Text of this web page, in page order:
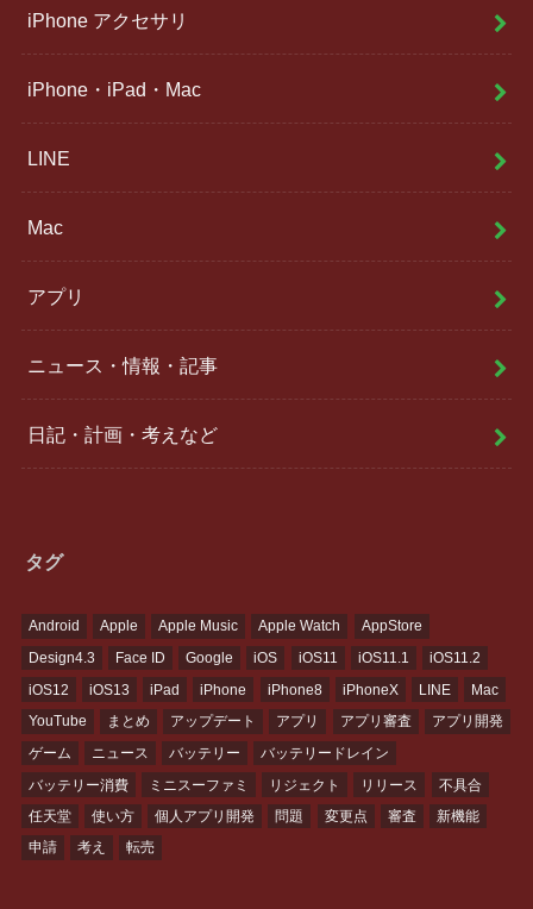
iPhone アクセサリ
iPhone・iPad・Mac
LINE
Mac
アプリ
ニュース・情報・記事
日記・計画・考えなど
タグ
Android Apple Apple Music Apple Watch
AppStore
Design4.3
Face ID Google iOS iOS11 iOS11.1
iOS11.2
iOS12
iOS13 iPad iPhone iPhone8 iPhoneX LINE
Mac
YouTube
まとめ アップデート アプリ アプリ審査
アプリ開発
ゲーム
ニュース バッテリー
バッテリードレイン
バッテリー消費
ミニスーファミ リジェクト リリース
不具合
任天堂
使い方 個人アプリ開発 問題 変更点 審査
新機能
申請
考え 転売